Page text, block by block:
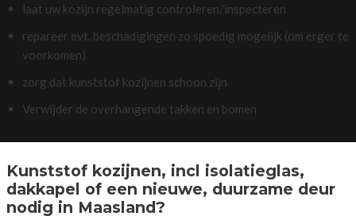
laat uw kozijn regelmatig controleren/inspecteren
repareer evt. beschadigingen zo spoedig mogelijk (om erger te
voorkomen)
zorg dat kunststof kozijnen schoon zijn
Verwijder de overhangende takken en bomen
Kunststof kozijnen, incl isolatieglas,
dakkapel of een nieuwe, duurzame deur
nodig in Maasland?